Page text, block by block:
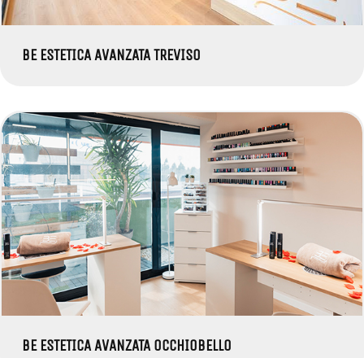
BE ESTETICA AVANZATA TREVISO
BE ESTETICA AVANZATA OCCHIOBELLO